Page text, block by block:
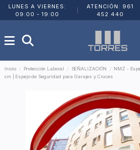
LUNES A VIERNES:
09:00 - 19:00
ATENCIÓN: 961
452 440
Inicio Protección Laboral SEÑALIZACIÓN
NMZ -
cm | Espejo de Seguridad para Garajes y Cruces